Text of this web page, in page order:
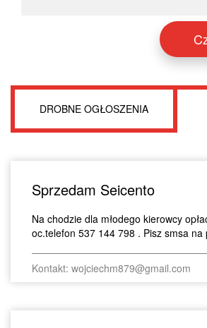
DROBNE OGŁOSZENIA
Sprzedam Seicento
Na chodzie dla młodego kierowcy
oc.telefon 537 144 798 . Pisz smsa na
Kontakt: wojciechm879@gmail.com